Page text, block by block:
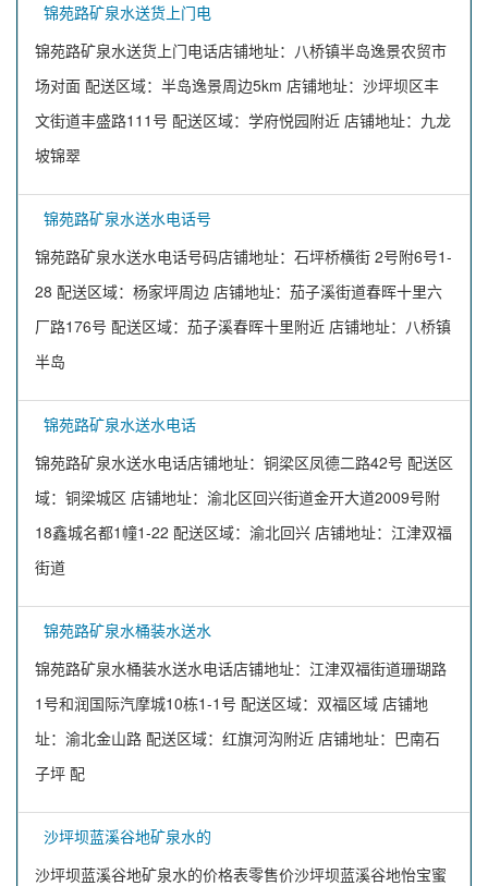
锦苑路矿泉水送货上门电
锦苑路矿泉水送货上门电话店铺地址：八桥镇半岛逸景农贸市
场对面 配送区域：半岛逸景周边5km 店铺地址：沙坪坝区丰
文街道丰盛路111号 配送区域：学府悦园附近 店铺地址：九龙
坡锦翠
锦苑路矿泉水送水电话号
锦苑路矿泉水送水电话号码店铺地址：石坪桥横街 2号附6号1-
28 配送区域：杨家坪周边 店铺地址：茄子溪街道春晖十里六
厂路176号 配送区域：茄子溪春晖十里附近 店铺地址：八桥镇
半岛
锦苑路矿泉水送水电话
锦苑路矿泉水送水电话店铺地址：铜梁区凤德二路42号 配送区
域：铜梁城区 店铺地址：渝北区回兴街道金开大道2009号附
18鑫城名都1幢1-22 配送区域：渝北回兴 店铺地址：江津双福
街道
锦苑路矿泉水桶装水送水
锦苑路矿泉水桶装水送水电话店铺地址：江津双福街道珊瑚路
1号和润国际汽摩城10栋1-1号 配送区域：双福区域 店铺地
址：渝北金山路 配送区域：红旗河沟附近 店铺地址：巴南石
子坪 配
沙坪坝蓝溪谷地矿泉水的
沙坪坝蓝溪谷地矿泉水的价格表零售价沙坪坝蓝溪谷地怡宝蜜